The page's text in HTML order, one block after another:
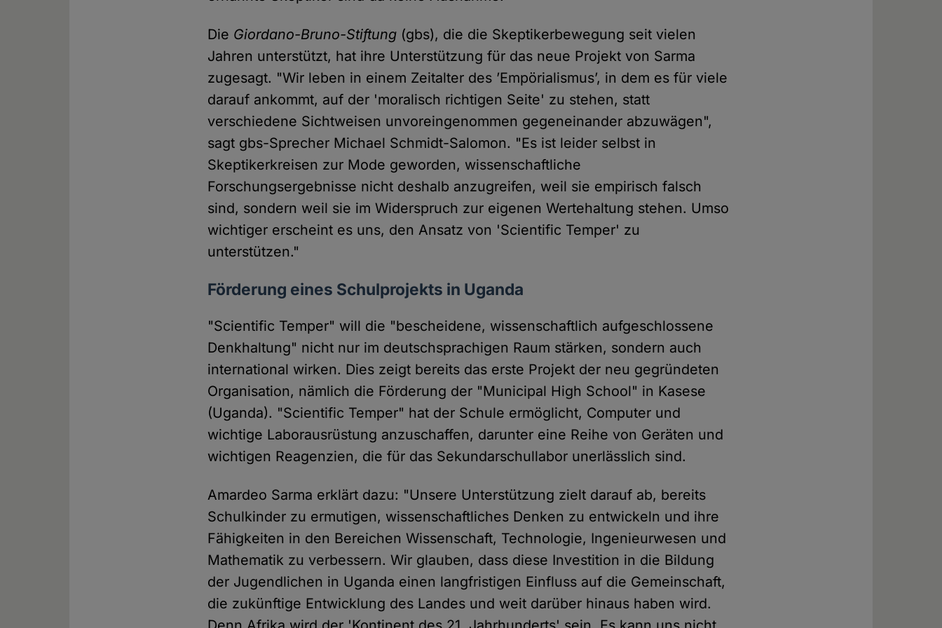
Die Giordano-Bruno-Stiftung (gbs), die die Skeptikerbewegung seit vielen
Jahren unterstützt, hat ihre Unterstützung für das neue Projekt von Sarma
zugesagt. "Wir leben in einem Zeitalter des ’Empörialismus’, in dem es für viele
darauf ankommt, auf der 'moralisch richtigen Seite' zu stehen, statt
verschiedene Sichtweisen unvoreingenommen gegeneinander abzuwägen",
sagt gbs-Sprecher Michael Schmidt-Salomon. "Es ist leider selbst in
Skeptikerkreisen zur Mode geworden, wissenschaftliche
Forschungsergebnisse nicht deshalb anzugreifen, weil sie empirisch falsch
sind, sondern weil sie im Widerspruch zur eigenen Wertehaltung stehen. Umso
wichtiger erscheint es uns, den Ansatz von 'Scientific Temper' zu
unterstützen."
Förderung eines Schulprojekts in Uganda
"Scientific Temper" will die "bescheidene, wissenschaftlich aufgeschlossene
Denkhaltung" nicht nur im deutschsprachigen Raum stärken, sondern auch
international wirken. Dies zeigt bereits das erste Projekt der neu gegründeten
Organisation, nämlich die Förderung der "Municipal High School" in Kasese
(Uganda). "Scientific Temper" hat der Schule ermöglicht, Computer und
wichtige Laborausrüstung anzuschaffen, darunter eine Reihe von Geräten und
wichtigen Reagenzien, die für das Sekundarschullabor unerlässlich sind.
Amardeo Sarma erklärt dazu: "Unsere Unterstützung zielt darauf ab, bereits
Schulkinder zu ermutigen, wissenschaftliches Denken zu entwickeln und ihre
Fähigkeiten in den Bereichen Wissenschaft, Technologie, Ingenieurwesen und
Mathematik zu verbessern. Wir glauben, dass diese Investition in die Bildung
der Jugendlichen in Uganda einen langfristigen Einfluss auf die Gemeinschaft,
die zukünftige Entwicklung des Landes und weit darüber hinaus haben wird.